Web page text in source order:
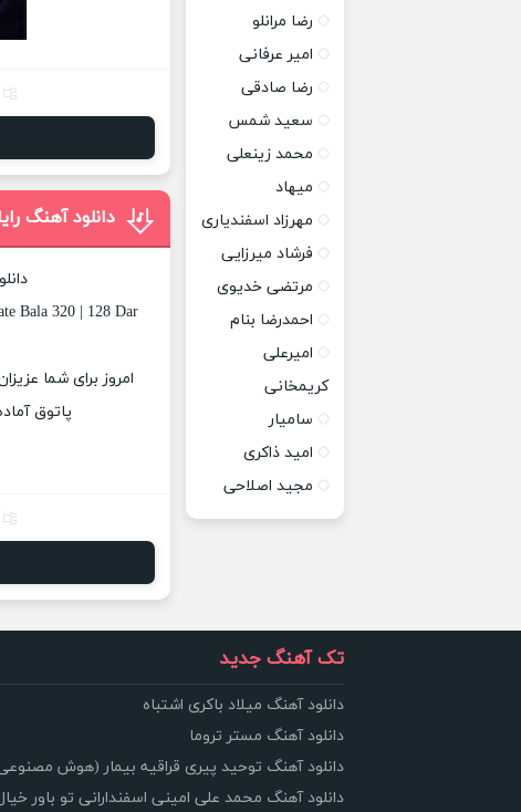
دانلود آهنگ
Bala 320 | 128 Dar
امروز برای شما
پاتوق
رضا مرانلو
امیر عرفانی
رضا صادقی
سعید شمس
محمد زینعلی
میهاد
مهرزاد اسفندیاری
فرشاد میرزایی
مرتضی خدیوی
احمدرضا بنام
امیرعلی
کریمخانی
سامیار
امید ذاکری
مجید اصلاحی
تک آهنگ جدید
دانلود آهنگ میلاد باکری اشتباه
دانلود آهنگ مستر تروما
دانلود آهنگ توحید پیری قراقیه بیمار (هوش
دانلود آهنگ محمد علی امینی اسفندارانی تو باور